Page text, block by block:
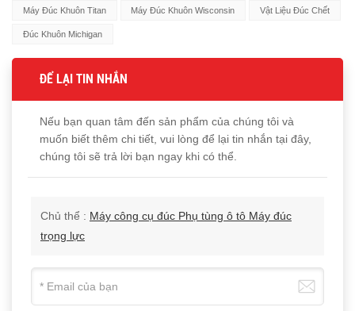
Máy Đúc Khuôn Titan Máy Đúc Khuôn Wisconsin Vật Liệu Đúc Chết
Đúc Khuôn Michigan
ĐỂ LẠI TIN NHẮN
Nếu bạn quan tâm đến sản phẩm của chúng tôi và
muốn biết thêm chi tiết, vui lòng để lại tin nhắn tại đây,
chúng tôi sẽ trả lời bạn ngay khi có thể.
Chủ thể : Máy công cụ đúc Phụ tùng ô tô Máy đúc
trọng lực